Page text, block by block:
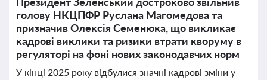
голову НКЦПФР Руслана Магомедова та
призначив Олексія Семенюка, що викликає
кадрові виклики та ризики втрати кворуму в
регуляторі на фоні нових законодавчих норм
У кінці 2025 року відбулися значні кадрові зміни у